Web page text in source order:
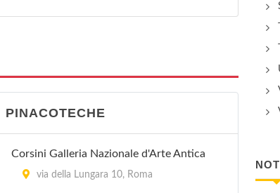
PINACOTECHE
Corsini Galleria Nazionale d'Arte Antica
via della Lungara 10, Roma